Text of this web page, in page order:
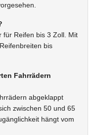
für Reifen bis 3 Zoll. Mit
bis
Fahrrädern
abgeklappt
zwischen 50 und 65
hängt vom